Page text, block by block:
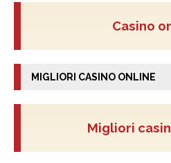
Casino
MIGLIORI CASINO ONLINE
Migliori